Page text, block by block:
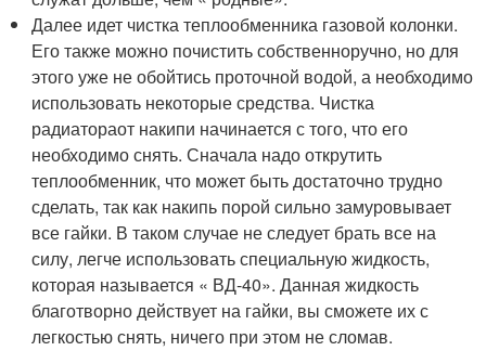
Далее идет чистка теплообменника газовой колонки.
Его также можно почистить собственноручно, но для
этого уже не обойтись проточной водой, а необходимо
использовать некоторые средства. Чистка
радиатораот накипи начинается с того, что его
необходимо снять. Сначала надо открутить
теплообменник, что может быть достаточно трудно
сделать, так как накипь порой сильно замуровывает
все гайки. В таком случае не следует брать все на
силу, легче использовать специальную жидкость,
которая называется « ВД-40». Данная жидкость
благотворно действует на гайки, вы сможете их с
легкостью снять, ничего при этом не сломав.